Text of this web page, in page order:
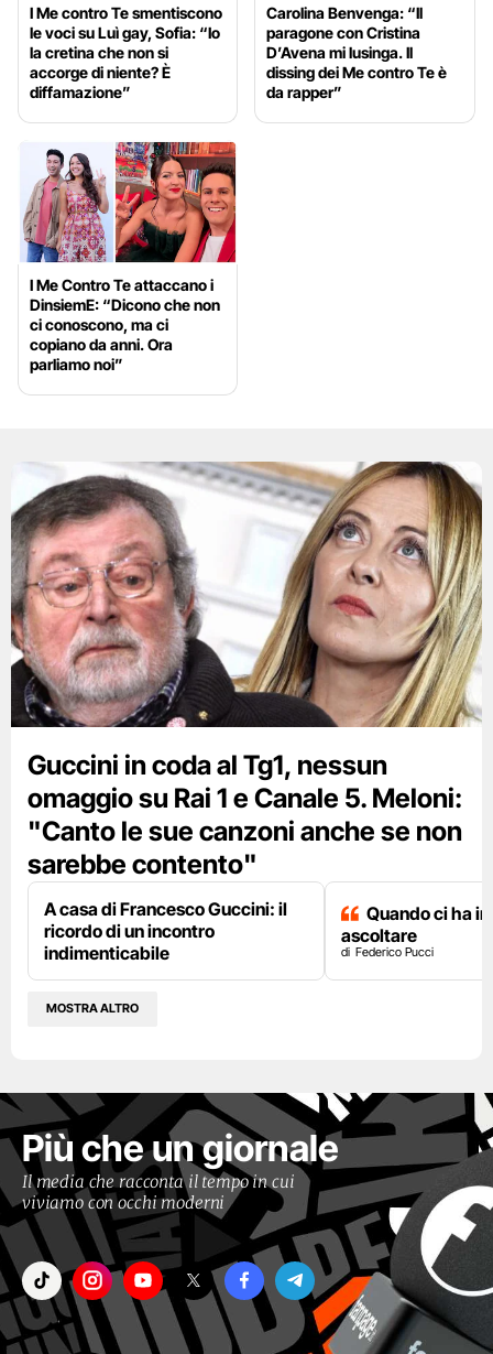
I Me contro Te smentiscono
le voci su Luì gay, Sofia: “Io
la cretina che non si
accorge di niente? È
diffamazione”
Carolina Benvenga: “Il
paragone con Cristina
D’Avena mi lusinga. Il
dissing dei Me contro Te è
da rapper”
I Me Contro Te attaccano i
DinsiemE: “Dicono che non
ci conoscono, ma ci
copiano da anni. Ora
parliamo noi”
Guccini in coda al Tg1, nessun
omaggio su Rai 1 e Canale 5. Meloni:
"Canto le sue canzoni anche se non
sarebbe contento"
A casa di Francesco Guccini: il
ricordo di un incontro
indimenticabile
Quando ci ha
ascoltare
Federico Pucci
MOSTRA ALTRO
Più che un giornale
Il media che racconta il tempo in cui
viviamo con occhi moderni